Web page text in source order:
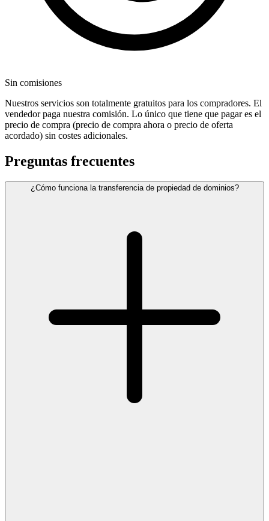
Sin comisiones
Nuestros servicios son totalmente gratuitos para los compradores. El
vendedor paga nuestra comisión. Lo único que tiene que pagar es el
precio de compra (precio de compra ahora o precio de oferta
acordado) sin costes adicionales.
Preguntas frecuentes
¿Cómo funciona la transferencia de propiedad de dominios?